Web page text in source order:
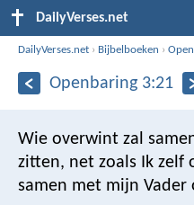
DailyVerses.net
DailyVerses.net › Bijbelboeken ›
Openbaring 3:21
Wie overwint zal
zitten, net zoals Ik zelf
samen met mijn